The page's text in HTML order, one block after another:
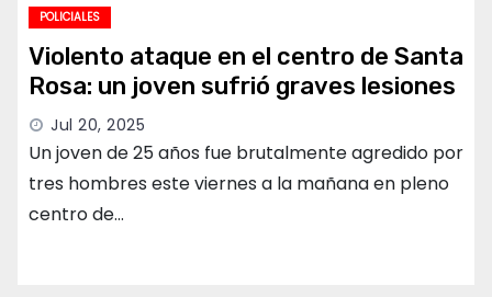
POLICIALES
Violento ataque en el centro de Santa
Rosa: un joven sufrió graves lesiones
Jul 20, 2025
Un joven de 25 años fue brutalmente agredido por
tres hombres este viernes a la mañana en pleno
centro de…